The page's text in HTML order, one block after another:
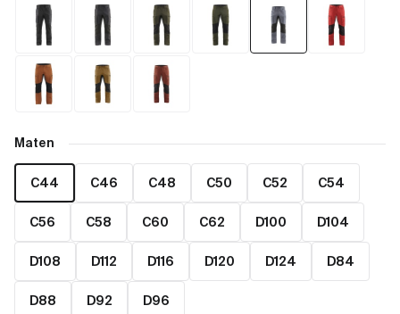
Maten
C44 C46 C48 C50 C52 C54
C56 C58 C60 C62 D100 D104
D108 D112 D116 D120 D124 D84
D88 D92 D96